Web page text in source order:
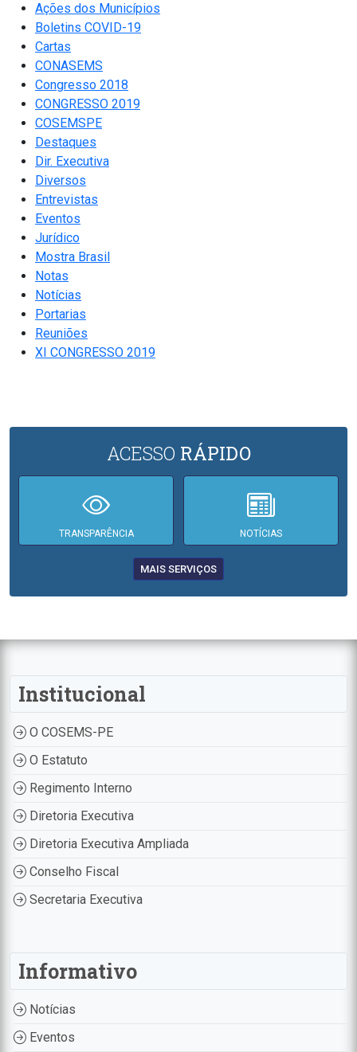
Ações dos Municípios
Boletins COVID-19
Cartas
CONASEMS
Congresso 2018
CONGRESSO 2019
COSEMSPE
Destaques
Dir. Executiva
Diversos
Entrevistas
Eventos
Jurídico
Mostra Brasil
Notas
Notícias
Portarias
Reuniões
XI CONGRESSO 2019
ACESSO RÁPIDO
TRANSPARÊNCIA NOTÍCIAS
MAIS SERVIÇOS
Institucional
O COSEMS-PE
O Estatuto
Regimento Interno
Diretoria Executiva
Diretoria Executiva Ampliada
Conselho Fiscal
Secretaria Executiva
Informativo
Notícias
Eventos